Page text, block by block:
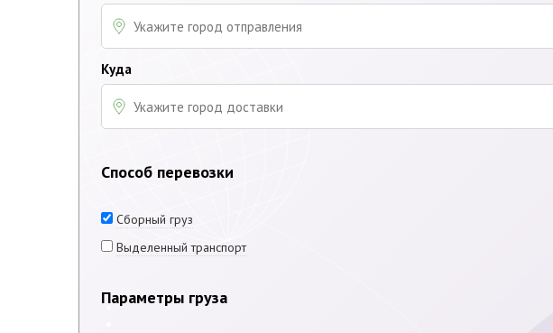
Куда
Способ перевозки
Сборный груз
Выделенный транспорт
Параметры груза